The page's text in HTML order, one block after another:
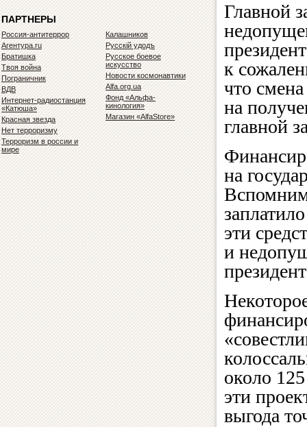
ПАРТНЕРЫ
Россия-антитеррор
Агентура.ru
Братишка
Твоя война
Пограничник
ВДВ
Интернет-радиостанция
«Катюша»
Красная звезда
Нет терроризму
Терроризм в россии и
мире
Калашников
Русскiй удодъ
Русское боевое
искусство
Новости космонавтики
Alfa.org.ua
Фонд «Альфа-
кинология»
Магазин «AlfaStore»
Главной
к
что
на
главной
на
эти
и
около
эти
выгода